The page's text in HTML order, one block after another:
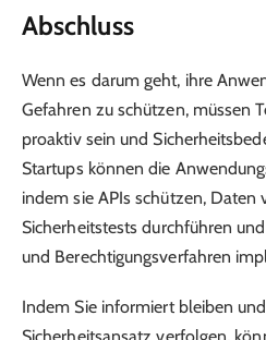
Abschluss
Wenn es darum geht, ihre
Gefahren zu schützen, müssen
proaktiv sein und
Startups können die
indem sie APIs schützen, Daten
Sicherheitstests durchführen
und Berechtigungsverfahren
Indem Sie informiert bleiben